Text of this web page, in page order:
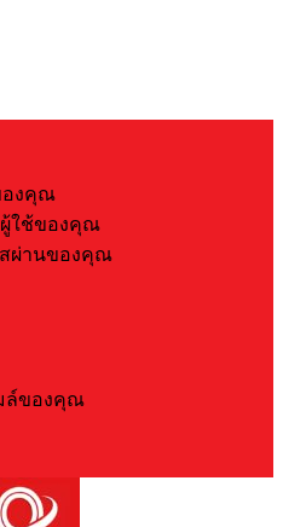
องคุณ
ใช้ของคุณ
ผ่านของคุณ
ล์ของคุณ